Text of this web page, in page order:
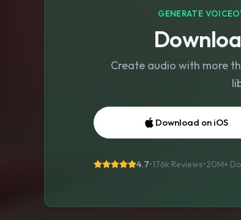
GENERATE
Create audio with more
Download on iOS
4.7•176k Reviews•20M+